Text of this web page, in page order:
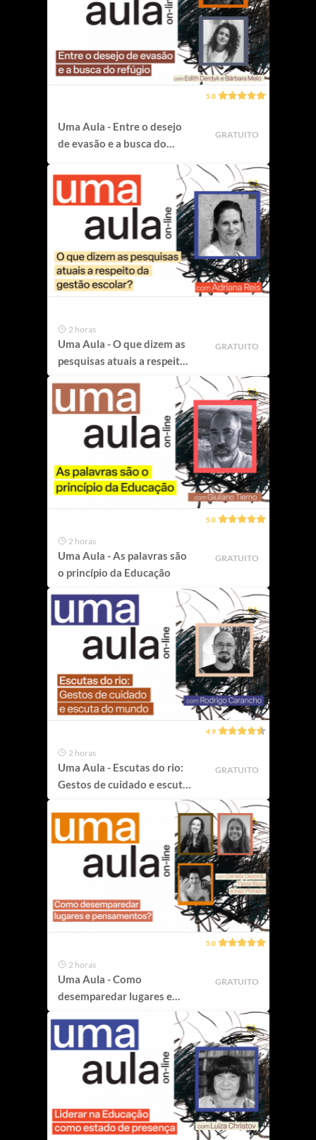
5.0
Uma Aula - Entre o desejo
de evasão e a busca do
GRATUITO
2 horas
Uma Aula - O que dizem as
pesquisas atuais a respeito
GRATUITO
5.0
2 horas
Uma Aula - As palavras são
o princípio da Educação
GRATUITO
4.9
2 horas
Uma Aula - Escutas do rio:
Gestos de cuidado e escuta
GRATUITO
5.0
2 horas
Uma Aula - Como
desemparedar lugares e
GRATUITO